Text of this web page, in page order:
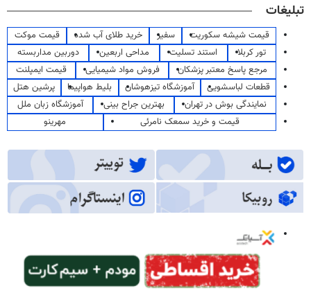
تبلیغات
قیمت شیشه سکوریت سفیر خرید طلای آب شده
قیمت موکت
تور کربلا
استند تسلیت مداحی اربعین
دوربین مداربسته
مرجع پاسخ معتبر پزشکان
فروش مواد شیمیایی
قیمت ایمپلنت
قطعات لباسشویی
آموزشگاه تیزهوشان بلیط هواپیما
پرشین هتل
نمایندگی بوش در تهران
بهترین جراح بینی
آموزشگاه زبان ملل
قیمت و خرید سمعک نامرئی
مهرینو